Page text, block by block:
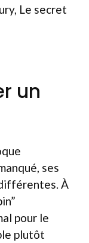
Le secret
un
ses
À
pour le
plutôt